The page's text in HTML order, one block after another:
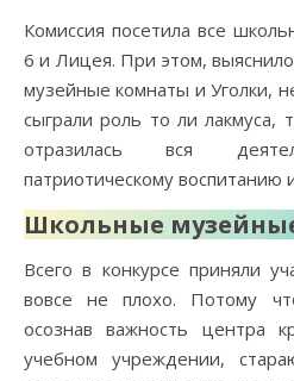
Комиссия посетила все
6 и Лицея. При этом,
музейные комнаты и Уголки,
сыграли роль то ли лакмуса,
отразилась вся
патриотическому воспитанию
Школьные
Всего в конкурсе приняли
вовсе не плохо. Потому
осознав важность центра
учебном учреждении,